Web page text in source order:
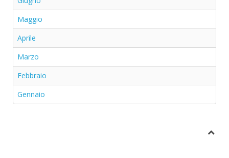
Maggio
Aprile
Marzo
Febbraio
Gennaio